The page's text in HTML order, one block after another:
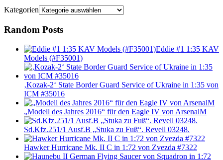
Kategorien
Random Posts
Eddie #1 1:35 KAV
Models (#F35001)
‚Kozak-2‘ State Border Guard Service of Ukraine in 1:35 von
ICM #35016
„Modell des Jahres 2016“ für den Eagle IV von ArsenalM
Sd.Kfz.251/1 Ausf.B „Stuka zu Fuß“. Revell 03248.
Hawker Hurricane Mk. II C in 1:72 von Zvezda #7322